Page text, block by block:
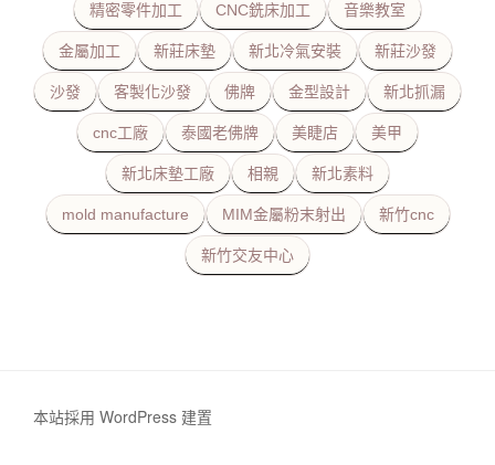
精密零件加工 CNC銑床加工 音樂教室
金屬加工 新莊床墊 新北冷氣安裝 新莊沙發
沙發 客製化沙發 佛牌 金型設計 新北抓漏
cnc工廠 泰國老佛牌 美睫店 美甲
新北床墊工廠 相親 新北素料
mold manufacture MIM金屬粉末射出 新竹cnc
新竹交友中心
本站採用 WordPress 建置